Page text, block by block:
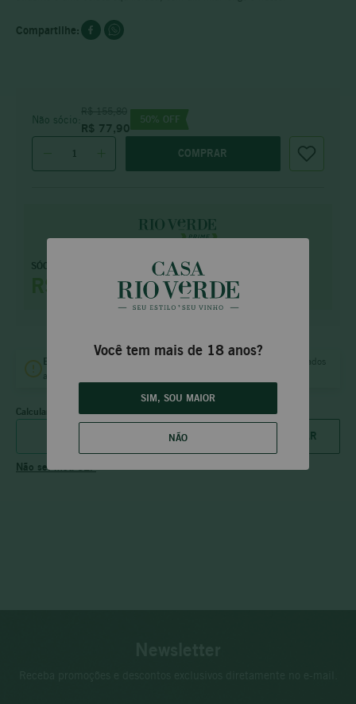
Você tem mais de 18 anos?
SIM, SOU MAIOR
NÃO
Não sócio:
R$ 77,90
50 % OFF
COMPRAR
SÓCIO PRIME
R$ 66,22 benefícios
saiba mais
Entrega
para pedidos aprovados
até às
Calcular frete
Não sei meu CEP